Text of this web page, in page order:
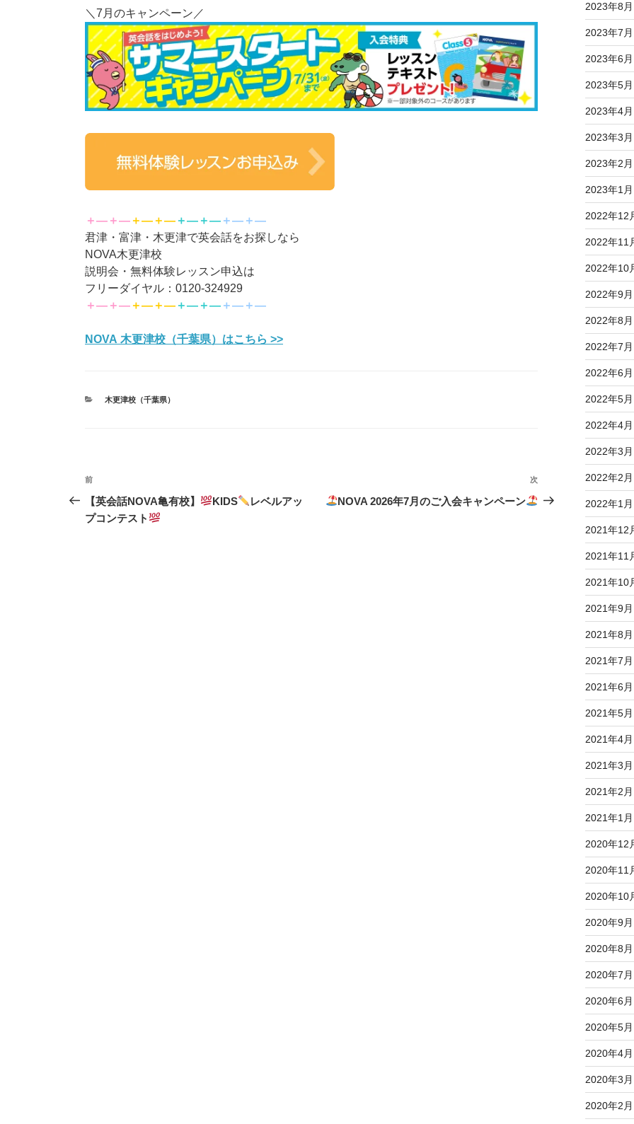
＼7月のキャンペーン／
＋―＋―＋―＋― ＋―＋― ＋―＋―
君津・富津・木更津で英会話をお探しなら
NOVA木更津校
説明会・無料体験レッスン申込は
フリーダイヤル：0120-324929
＋―＋―＋―＋― ＋―＋― ＋―＋―
NOVA 木更津校（千葉県）はこちら >>
カ
木更津校（千葉県）
投
稿
ナ
前
の
投
前
【英会話NOVA亀有校】 KIDS
レベルアッ
プコンテスト
次
の
次
NOVA 2026年7月のご入会キャンペーン
2023年8月
2023年7月
2023年6月
2023年5月
2023年4月
2023年3月
2023年2月
2023年1月
2022年12
2022年11
2022年10
2022年9月
2022年8月
2022年7月
2022年6月
2022年5月
2022年4月
2022年3月
2022年2月
2022年1月
2021年12
2021年11
2021年10
2021年9月
2021年8月
2021年7月
2021年6月
2021年5月
2021年4月
2021年3月
2021年2月
2021年1月
2020年12
2020年11
2020年10
2020年9月
2020年8月
2020年7月
2020年6月
2020年5月
2020年4月
2020年3月
2020年2月